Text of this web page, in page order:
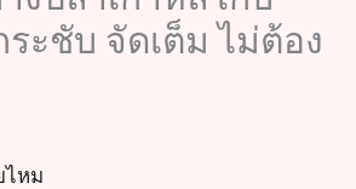
ระชับ จัดเต็ม ไม่ต้อง
ไหม